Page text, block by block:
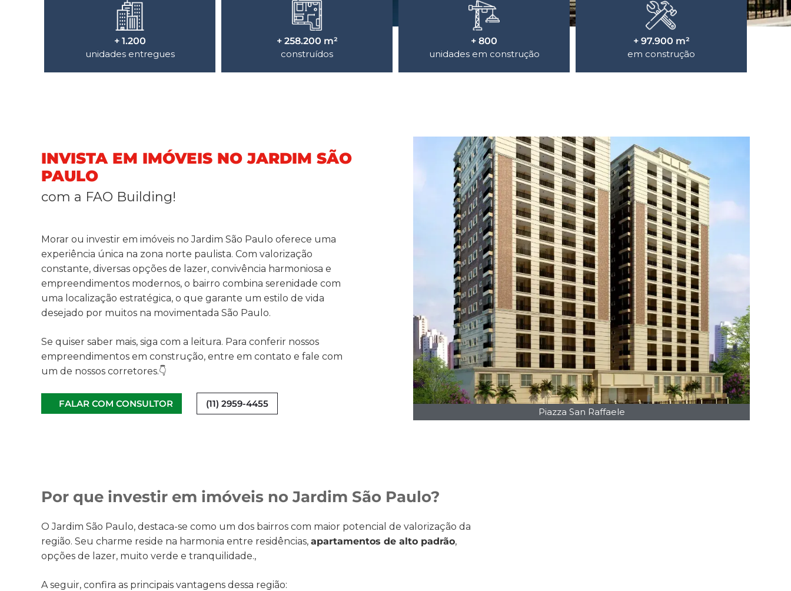
+ 1.200
unidades entregues
+ 258.200 m²
construídos
+ 800
unidades em construção
+ 97.900 m²
em construção
INVISTA EM IMÓVEIS NO JARDIM SÃO
PAULO
com a FAO Building!
Morar ou investir em imóveis no Jardim São Paulo oferece uma
experiência única na zona norte paulista. Com valorização
constante, diversas opções de lazer, convivência harmoniosa e
empreendimentos modernos, o bairro combina serenidade com
uma localização estratégica, o que garante um estilo de vida
desejado por muitos na movimentada São Paulo.
Se quiser saber mais, siga com a leitura. Para conferir nossos
empreendimentos em construção, entre em contato e fale com
um de nossos corretores.👇
FALAR COM CONSULTOR (11) 2959-4455
Piazza San Raffaele
Por que investir em imóveis no Jardim São Paulo?
O Jardim São Paulo, destaca-se como um dos bairros com maior potencial de valorização da
região. Seu charme reside na harmonia entre residências, apartamentos de alto padrão,
opções de lazer, muito verde e tranquilidade.,
A seguir, confira as principais vantagens dessa região: